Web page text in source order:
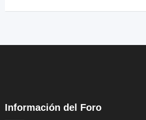
Información del Foro